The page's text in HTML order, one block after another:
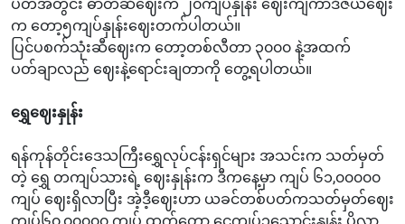
က တော့၅ကျပ်နှုန်းဈေးတက်ပါတယ်။
ပြင်ပစက်သုံးဆီဈေးက တော့တစ်လီတာ ၃၀၀၀ နဲ့အထက်
ပတ်ချာလည်‌ ဈေးနဲ့ရောင်းချတာကို တွေ့ရပါတယ်။
ရွှေဈေးနှုန်း
ရန်ကုန်တိုင်းဒေသကြီးရွှေလုပ်ငန်းရှင်များ အသင်းက သတ်မှတ်
တဲ့ ရွှေ တကျပ်သားရဲ့ ဈေးနှုန်းက‌‌ ဒီကနေ့မှာ ကျပ် ၆၁,၀၀၀၀၀
ကျပ် ဈေးရှိလာပြီး အဲ့ဒီ့ဈေးဟာ ယခင်တစ်ပတ်ကသတ်မှတ်ဈေး